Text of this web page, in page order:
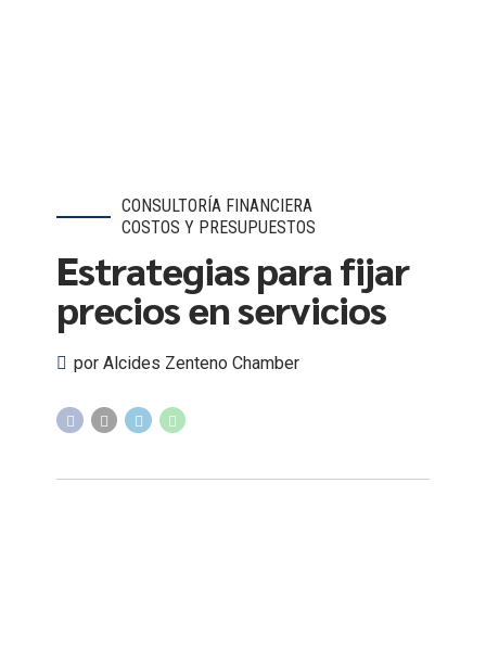
CONSULTORÍA FINANCIERA
COSTOS Y PRESUPUESTOS
Estrategias para fijar
precios en servicios
por Alcides Zenteno Chamber